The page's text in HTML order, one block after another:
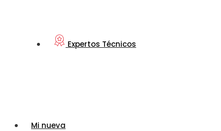
Expertos Técnicos
Mi nueva